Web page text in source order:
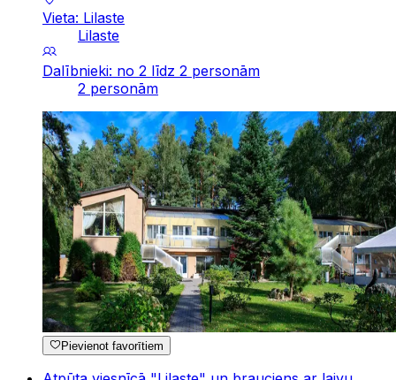
Vieta: Lilaste
Lilaste
Dalībnieki: no 2 līdz 2 personām
2 personām
Pievienot favorītiem